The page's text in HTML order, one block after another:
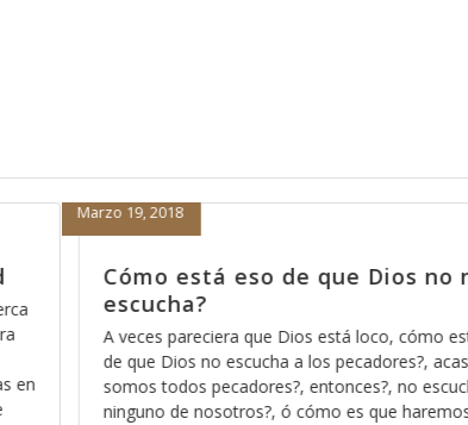
nos
eso
no
a
para
Porque nada más orar
nos sirve
Febrero 15, 2018
Hace días que reflexiono acerca de la
Dios pues ese método que Dios usa
los significados no ocultos sino
palabra, entre más nos vamos